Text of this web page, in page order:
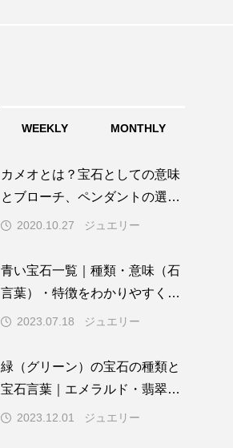
WEEKLY MONTHLY
カメオとは？宝石としての意味
とブローチ、ペンダントの選び
方 2020.10.27 ジュエリー
青い宝石一覧｜種類・意味（石
言葉）・特徴をわかりやすく解
説 2023.07.18 ジュエリー
緑（グリーン）の宝石の種類と
宝石言葉｜エメラルド・翡翠・
ペリドットなど人気の緑色の宝
2023.12.01 ジュエリー